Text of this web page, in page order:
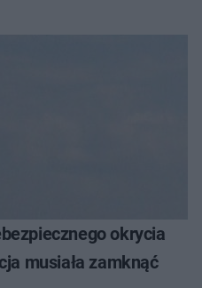
okrycia
musiała zamknąć